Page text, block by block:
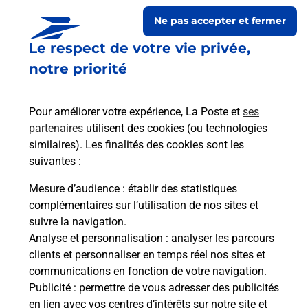
Le respect de votre vie privée,
notre priorité
Pour améliorer votre expérience, La Poste et ses
partenaires utilisent des cookies (ou technologies
similaires). Les finalités des cookies sont les
suivantes :
Mesure d’audience : établir des statistiques
complémentaires sur l’utilisation de nos sites et
suivre la navigation.
Analyse et personnalisation : analyser les parcours
clients et personnaliser en temps réel nos sites et
communications en fonction de votre navigation.
Publicité : permettre de vous adresser des publicités
en lien avec vos centres d’intérêts sur notre site et
Ne pas accepter et fermer
Prochaine collecte du courrierlundià 08h00
6 Rue Du Ham
08360 Herpy L Arlesienne
Itinéraire
Le lien s'ouvre dans un nouvel onglet